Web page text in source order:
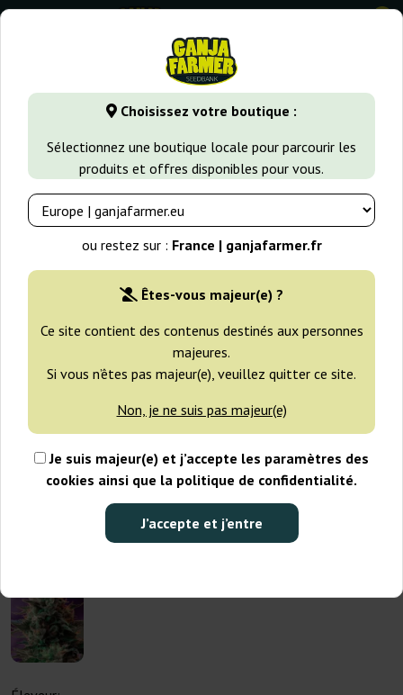
Choisissez votre boutique :
Sélectionnez une boutique locale pour parcourir les
produits et offres disponibles pour vous.
ou restez sur : France | ganjafarmer.fr
Êtes-vous majeur(e) ?
Ce site contient des contenus destinés aux personnes
majeures.
Si vous n’êtes pas majeur(e), veuillez quitter ce site.
Non, je ne suis pas majeur(e)
Je suis majeur(e) et j’accepte les paramètres des
cookies ainsi que la politique de confidentialité.
J’accepte et j’entre
0
GanjaFarmer.fr Variétés de Cannabis Jack Herer Jack 47
-25%
+gratisie